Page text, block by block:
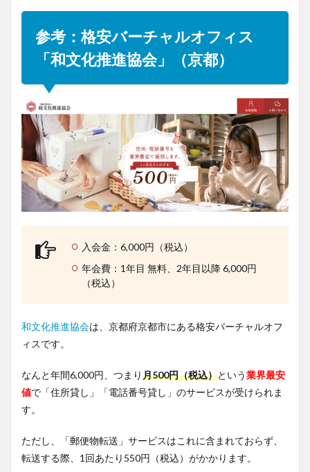
参考：格安バーチャルオフィス
「和文化推進協会」（京都）
入会金：6,000円（税込）
年会費：1年目 無料、2年目以降 6,000円
（税込）
和文化推進協会は、京都府京都市にある格安バーチャルオフ
ィスです。
なんと年間6,000円、つまり月500円（税込）という業界最安
値で「住所貸し」「電話番号貸し」のサービスが受けられま
す。
ただし、「郵便物転送」サービスはこれに含まれておらず、
転送する際、1回あたり550円（税込）がかかります。